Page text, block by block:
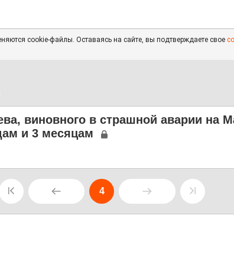
cookie-файлы. Оставаясь на сайте, вы подтверждаете свое
виновного в страшной аварии на
и 3 месяцам
4